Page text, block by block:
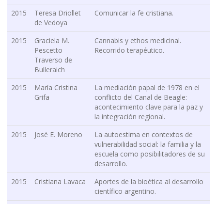
2015
Teresa Driollet
de Vedoya
Comunicar la fe cristiana.
2015
Graciela M.
Pescetto
Traverso de
Bulleraich
Cannabis y ethos medicinal.
Recorrido terapéutico.
2015
María Cristina
Grifa
La mediación papal de 1978 en el
conflicto del Canal de Beagle:
acontecimiento clave para la paz y
la integración regional.
2015
José E. Moreno
La autoestima en contextos de
vulnerabilidad social: la familia y la
escuela como posibilitadores de su
desarrollo.
2015
Cristiana Lavaca
Aportes de la bioética al desarrollo
científico argentino.